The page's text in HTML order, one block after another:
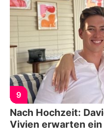
9
Nach Hochzeit:
Vivien erwarten ein